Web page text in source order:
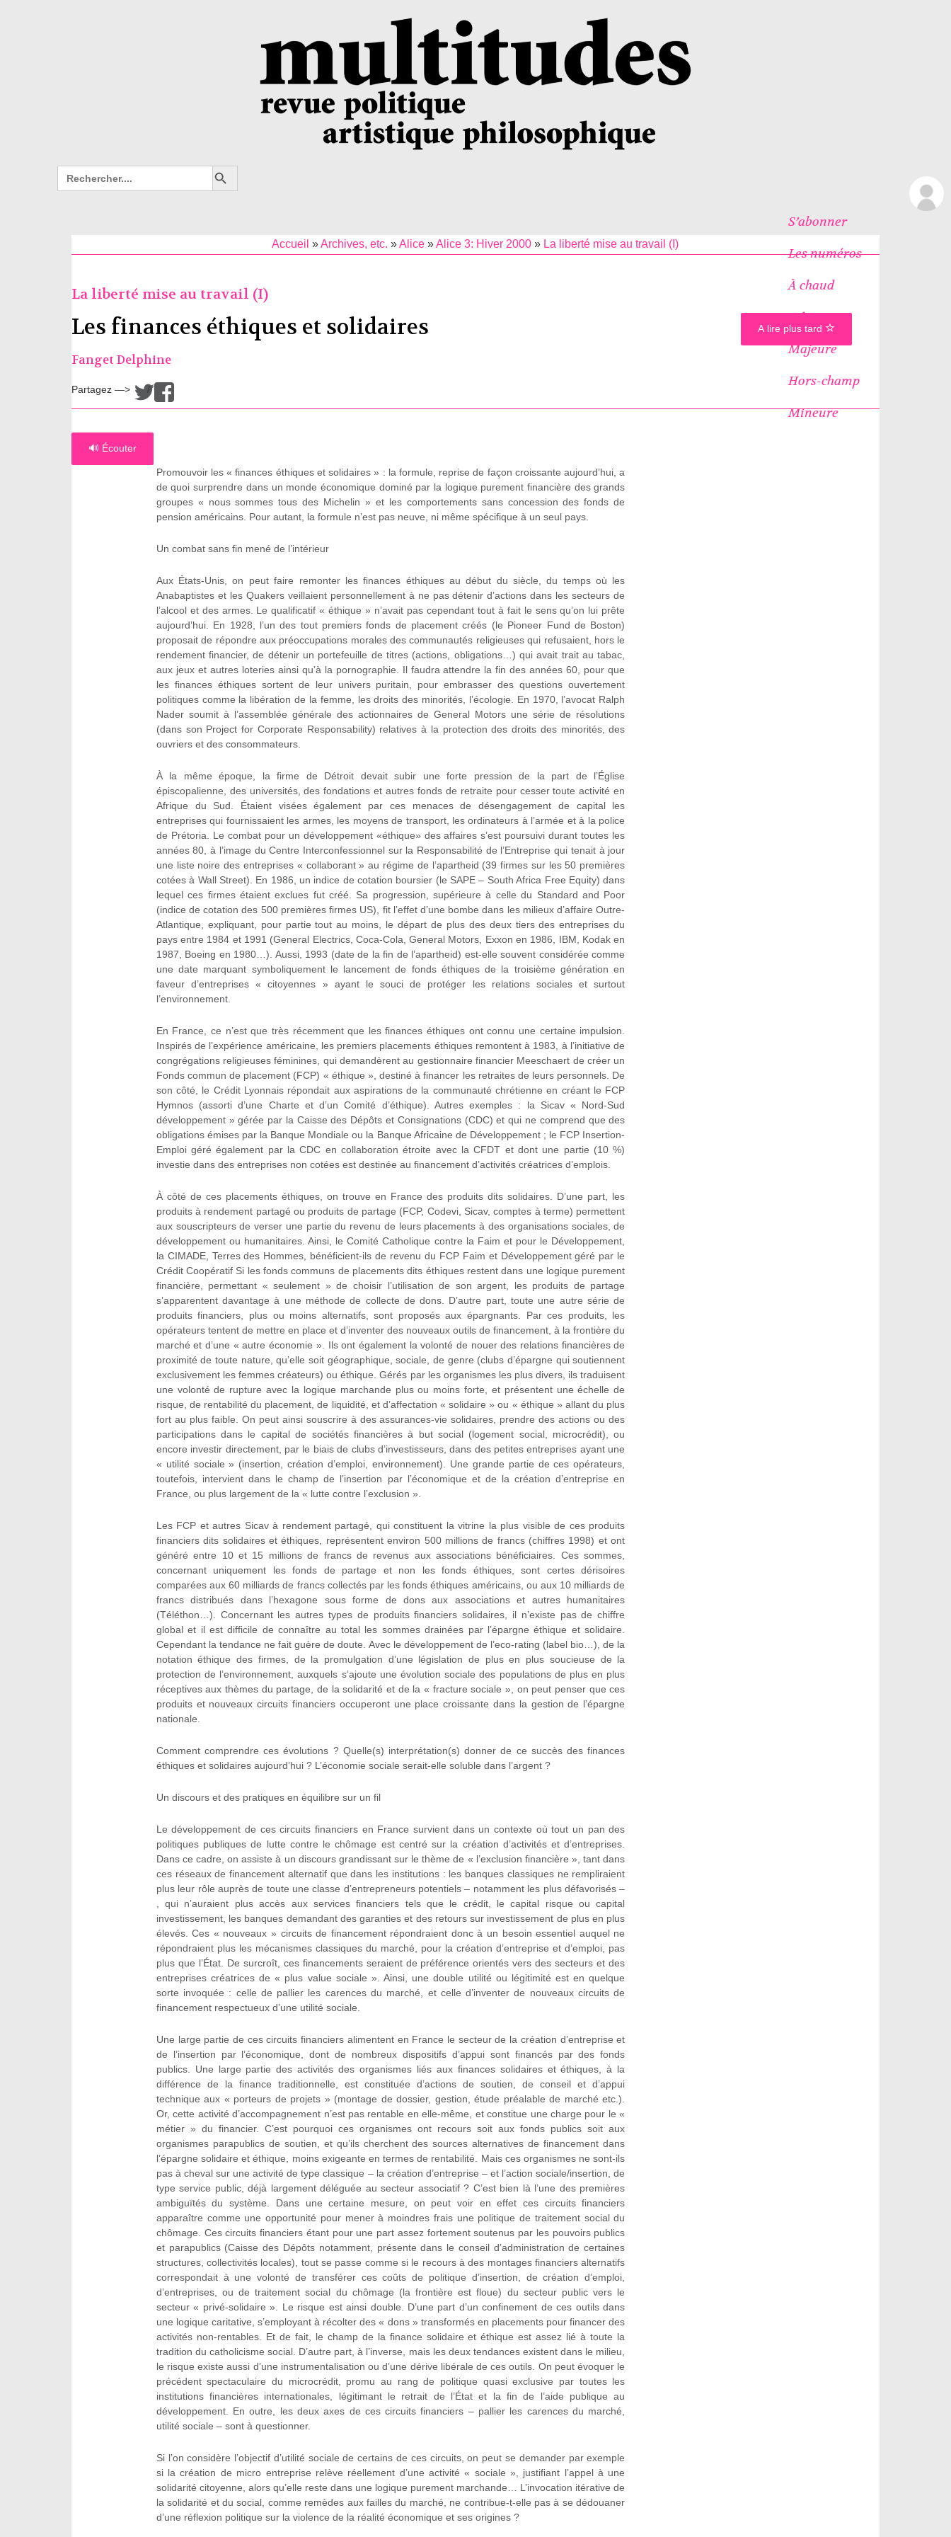
Search
for:
Search Button
S’abonner
Les numéros
À chaud
Icônes
Majeure
Hors-champ
Mineure
Accueil »Archives, etc. »Alice »Alice 3: Hiver 2000 » La liberté mise au travail (I)
La liberté mise au travail (I)
Les finances éthiques et solidaires
Fanget Delphine
Partagez —> /
🔊 Écouter
Promouvoir les « finances éthiques et solidaires » : la formule, reprise de façon croissante aujourd’hui, a
de quoi surprendre dans un monde économique dominé par la logique purement financière des grands
groupes « nous sommes tous des Michelin » et les comportements sans concession des fonds de
pension américains. Pour autant, la formule n’est pas neuve, ni même spécifique à un seul pays.
Un combat sans fin mené de l’intérieur
Aux États-Unis, on peut faire remonter les finances éthiques au début du siècle, du temps où les
Anabaptistes et les Quakers veillaient personnellement à ne pas détenir d’actions dans les secteurs de
l’alcool et des armes. Le qualificatif « éthique » n’avait pas cependant tout à fait le sens qu’on lui prête
aujourd’hui. En 1928, l’un des tout premiers fonds de placement créés (le Pioneer Fund de Boston)
proposait de répondre aux préoccupations morales des communautés religieuses qui refusaient, hors le
rendement financier, de détenir un portefeuille de titres (actions, obligations…) qui avait trait au tabac,
aux jeux et autres loteries ainsi qu’à la pornographie. Il faudra attendre la fin des années 60, pour que
les finances éthiques sortent de leur univers puritain, pour embrasser des questions ouvertement
politiques comme la libération de la femme, les droits des minorités, l’écologie. En 1970, l’avocat Ralph
Nader soumit à l’assemblée générale des actionnaires de General Motors une série de résolutions
(dans son Project for Corporate Responsability) relatives à la protection des droits des minorités, des
ouvriers et des consommateurs.
À la même époque, la firme de Détroit devait subir une forte pression de la part de l’Église
épiscopalienne, des universités, des fondations et autres fonds de retraite pour cesser toute activité en
Afrique du Sud. Étaient visées également par ces menaces de désengagement de capital les
entreprises qui fournissaient les armes, les moyens de transport, les ordinateurs à l’armée et à la police
de Prétoria. Le combat pour un développement «éthique» des affaires s’est poursuivi durant toutes les
années 80, à l’image du Centre Interconfessionnel sur la Responsabilité de l’Entreprise qui tenait à jour
une liste noire des entreprises « collaborant » au régime de l’apartheid (39 firmes sur les 50 premières
cotées à Wall Street). En 1986, un indice de cotation boursier (le SAPE – South Africa Free Equity) dans
lequel ces firmes étaient exclues fut créé. Sa progression, supérieure à celle du Standard and Poor
(indice de cotation des 500 premières firmes US), fit l’effet d’une bombe dans les milieux d’affaire Outre-
Atlantique, expliquant, pour partie tout au moins, le départ de plus des deux tiers des entreprises du
pays entre 1984 et 1991 (General Electrics, Coca-Cola, General Motors, Exxon en 1986, IBM, Kodak en
1987, Boeing en 1980…). Aussi, 1993 (date de la fin de l’apartheid) est-elle souvent considérée comme
une date marquant symboliquement le lancement de fonds éthiques de la troisième génération en
faveur d’entreprises « citoyennes » ayant le souci de protéger les relations sociales et surtout
l’environnement.
En France, ce n’est que très récemment que les finances éthiques ont connu une certaine impulsion.
Inspirés de l’expérience américaine, les premiers placements éthiques remontent à 1983, à l’initiative de
congrégations religieuses féminines, qui demandèrent au gestionnaire financier Meeschaert de créer un
Fonds commun de placement (FCP) « éthique », destiné à financer les retraites de leurs personnels. De
son côté, le Crédit Lyonnais répondait aux aspirations de la communauté chrétienne en créant le FCP
Hymnos (assorti d’une Charte et d’un Comité d’éthique). Autres exemples : la Sicav « Nord-Sud
développement » gérée par la Caisse des Dépôts et Consignations (CDC) et qui ne comprend que des
obligations émises par la Banque Mondiale ou la Banque Africaine de Développement ; le FCP Insertion-
Emploi géré également par la CDC en collaboration étroite avec la CFDT et dont une partie (10 %)
investie dans des entreprises non cotées est destinée au financement d’activités créatrices d’emplois.
À côté de ces placements éthiques, on trouve en France des produits dits solidaires. D’une part, les
produits à rendement partagé ou produits de partage (FCP, Codevi, Sicav, comptes à terme) permettent
aux souscripteurs de verser une partie du revenu de leurs placements à des organisations sociales, de
développement ou humanitaires. Ainsi, le Comité Catholique contre la Faim et pour le Développement,
la CIMADE, Terres des Hommes, bénéficient-ils de revenu du FCP Faim et Développement géré par le
Crédit Coopératif Si les fonds communs de placements dits éthiques restent dans une logique purement
financière, permettant « seulement » de choisir l’utilisation de son argent, les produits de partage
s’apparentent davantage à une méthode de collecte de dons. D’autre part, toute une autre série de
produits financiers, plus ou moins alternatifs, sont proposés aux épargnants. Par ces produits, les
opérateurs tentent de mettre en place et d’inventer des nouveaux outils de financement, à la frontière du
marché et d’une « autre économie ». Ils ont également la volonté de nouer des relations financières de
proximité de toute nature, qu’elle soit géographique, sociale, de genre (clubs d’épargne qui soutiennent
exclusivement les femmes créateurs) ou éthique. Gérés par les organismes les plus divers, ils traduisent
une volonté de rupture avec la logique marchande plus ou moins forte, et présentent une échelle de
risque, de rentabilité du placement, de liquidité, et d’affectation « solidaire » ou « éthique » allant du plus
fort au plus faible. On peut ainsi souscrire à des assurances-vie solidaires, prendre des actions ou des
participations dans le capital de sociétés financières à but social (logement social, microcrédit), ou
encore investir directement, par le biais de clubs d’investisseurs, dans des petites entreprises ayant une
« utilité sociale » (insertion, création d’emploi, environnement). Une grande partie de ces opérateurs,
toutefois, intervient dans le champ de l’insertion par l’économique et de la création d’entreprise en
France, ou plus largement de la « lutte contre l’exclusion ».
Les FCP et autres Sicav à rendement partagé, qui constituent la vitrine la plus visible de ces produits
financiers dits solidaires et éthiques, représentent environ 500 millions de francs (chiffres 1998) et ont
généré entre 10 et 15 millions de francs de revenus aux associations bénéficiaires. Ces sommes,
concernant uniquement les fonds de partage et non les fonds éthiques, sont certes dérisoires
comparées aux 60 milliards de francs collectés par les fonds éthiques américains, ou aux 10 milliards de
francs distribués dans l’hexagone sous forme de dons aux associations et autres humanitaires
(Téléthon…). Concernant les autres types de produits financiers solidaires, il n’existe pas de chiffre
global et il est difficile de connaître au total les sommes drainées par l’épargne éthique et solidaire.
Cependant la tendance ne fait guère de doute. Avec le développement de l’eco-rating (label bio…), de la
notation éthique des firmes, de la promulgation d’une législation de plus en plus soucieuse de la
protection de l’environnement, auxquels s’ajoute une évolution sociale des populations de plus en plus
réceptives aux thèmes du partage, de la solidarité et de la « fracture sociale », on peut penser que ces
produits et nouveaux circuits financiers occuperont une place croissante dans la gestion de l’épargne
nationale.
Comment comprendre ces évolutions ? Quelle(s) interprétation(s) donner de ce succès des finances
éthiques et solidaires aujourd’hui ? L’économie sociale serait-elle soluble dans l’argent ?
Un discours et des pratiques en équilibre sur un fil
Le développement de ces circuits financiers en France survient dans un contexte où tout un pan des
politiques publiques de lutte contre le chômage est centré sur la création d’activités et d’entreprises.
Dans ce cadre, on assiste à un discours grandissant sur le thème de « l’exclusion financière », tant dans
ces réseaux de financement alternatif que dans les institutions : les banques classiques ne rempliraient
plus leur rôle auprès de toute une classe d’entrepreneurs potentiels – notamment les plus défavorisés –
, qui n’auraient plus accès aux services financiers tels que le crédit, le capital risque ou capital
investissement, les banques demandant des garanties et des retours sur investissement de plus en plus
élevés. Ces « nouveaux » circuits de financement répondraient donc à un besoin essentiel auquel ne
répondraient plus les mécanismes classiques du marché, pour la création d’entreprise et d’emploi, pas
plus que l’État. De surcroît, ces financements seraient de préférence orientés vers des secteurs et des
entreprises créatrices de « plus value sociale ». Ainsi, une double utilité ou légitimité est en quelque
sorte invoquée : celle de pallier les carences du marché, et celle d’inventer de nouveaux circuits de
financement respectueux d’une utilité sociale.
Une large partie de ces circuits financiers alimentent en France le secteur de la création d’entreprise et
de l’insertion par l’économique, dont de nombreux dispositifs d’appui sont financés par des fonds
publics. Une large partie des activités des organismes liés aux finances solidaires et éthiques, à la
différence de la finance traditionnelle, est constituée d’actions de soutien, de conseil et d’appui
technique aux « porteurs de projets » (montage de dossier, gestion, étude préalable de marché etc.).
Or, cette activité d’accompagnement n’est pas rentable en elle-même, et constitue une charge pour le «
métier » du financier. C’est pourquoi ces organismes ont recours soit aux fonds publics soit aux
organismes parapublics de soutien, et qu’ils cherchent des sources alternatives de financement dans
l’épargne solidaire et éthique, moins exigeante en termes de rentabilité. Mais ces organismes ne sont-ils
pas à cheval sur une activité de type classique – la création d’entreprise – et l’action sociale/insertion, de
type service public, déjà largement déléguée au secteur associatif ? C’est bien là l’une des premières
ambiguïtés du système. Dans une certaine mesure, on peut voir en effet ces circuits financiers
apparaître comme une opportunité pour mener à moindres frais une politique de traitement social du
chômage. Ces circuits financiers étant pour une part assez fortement soutenus par les pouvoirs publics
et parapublics (Caisse des Dépôts notamment, présente dans le conseil d’administration de certaines
structures, collectivités locales), tout se passe comme si le recours à des montages financiers alternatifs
correspondait à une volonté de transférer ces coûts de politique d’insertion, de création d’emploi,
d’entreprises, ou de traitement social du chômage (la frontière est floue) du secteur public vers le
secteur « privé-solidaire ». Le risque est ainsi double. D’une part d’un confinement de ces outils dans
une logique caritative, s’employant à récolter des « dons » transformés en placements pour financer des
activités non-rentables. Et de fait, le champ de la finance solidaire et éthique est assez lié à toute la
tradition du catholicisme social. D’autre part, à l’inverse, mais les deux tendances existent dans le milieu,
le risque existe aussi d’une instrumentalisation ou d’une dérive libérale de ces outils. On peut évoquer le
précédent spectaculaire du microcrédit, promu au rang de politique quasi exclusive par toutes les
institutions financières internationales, légitimant le retrait de l’État et la fin de l’aide publique au
développement. En outre, les deux axes de ces circuits financiers – pallier les carences du marché,
utilité sociale – sont à questionner.
Si l’on considère l’objectif d’utilité sociale de certains de ces circuits, on peut se demander par exemple
si la création de micro entreprise relève réellement d’une activité « sociale », justifiant l’appel à une
solidarité citoyenne, alors qu’elle reste dans une logique purement marchande… L’invocation itérative de
la solidarité et du social, comme remèdes aux failles du marché, ne contribue-t-elle pas à se dédouaner
d’une réflexion politique sur la violence de la réalité économique et ses origines ?
A lire plus tard